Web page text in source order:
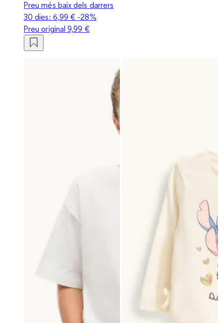
Preu més baix dels darrers
30 dies: 6,99 € -28%
Preu original9,99 €